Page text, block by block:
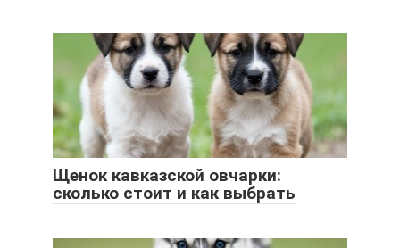
Щенок кавказской овчарки:
сколько стоит и как выбрать